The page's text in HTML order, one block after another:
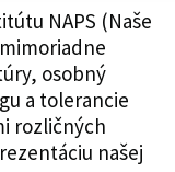
NAPS (Naše
osobný
a tolerancie
rozličných
našej